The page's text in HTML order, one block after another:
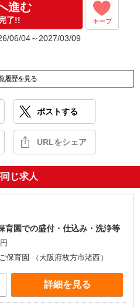
進む
了!! キープ
06/04～2027/03/09
履歴を見る
ポストする
URLをシェア
じ求人
育園での盛付・仕込み・洗浄等
保育園 （大阪府枚方市渚西）
詳細を見る